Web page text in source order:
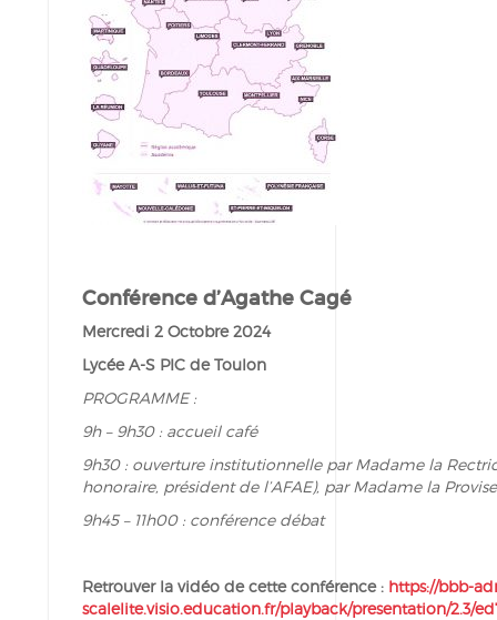
Conférence d’Agathe Cagé
Mercredi 2 Octobre 2024
Lycée A-S PIC de Toulon
PROGRAMME :
9h – 9h30 : accueil café
9h30 : ouverture institutionnelle par Madame la
honoraire, président de l’AFAE), par Madame la
9h45 – 11h00 : conférence débat
Retrouver la vidéo de cette conférence : https://bbb-
scalelite.visio.education.fr/playback/presentation/2.3/